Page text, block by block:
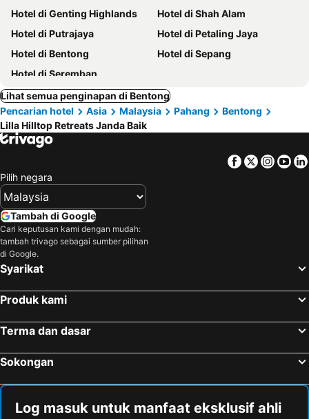
Hotel di Genting Highlands
Hotel di Shah Alam
Hotel di Putrajaya
Hotel di Petaling Jaya
Hotel di Bentong
Hotel di Sepang
Hotel di Seremban
Lihat semua penginapan di Bentong
Pencarian hotel
Asia Malaysia Pahang
Bentong
Lilla Hilltop Retreats Janda Baik
Facebook
Twitter
Pilih negara
Tambah di Google
Cari keputusan kami dengan mudah:
tambah trivago sebagai sumber pilihan
di Google.
Syarikat
Produk kami
Terma dan dasar
Sokongan
Log masuk untuk manfaat eksklusif ahli